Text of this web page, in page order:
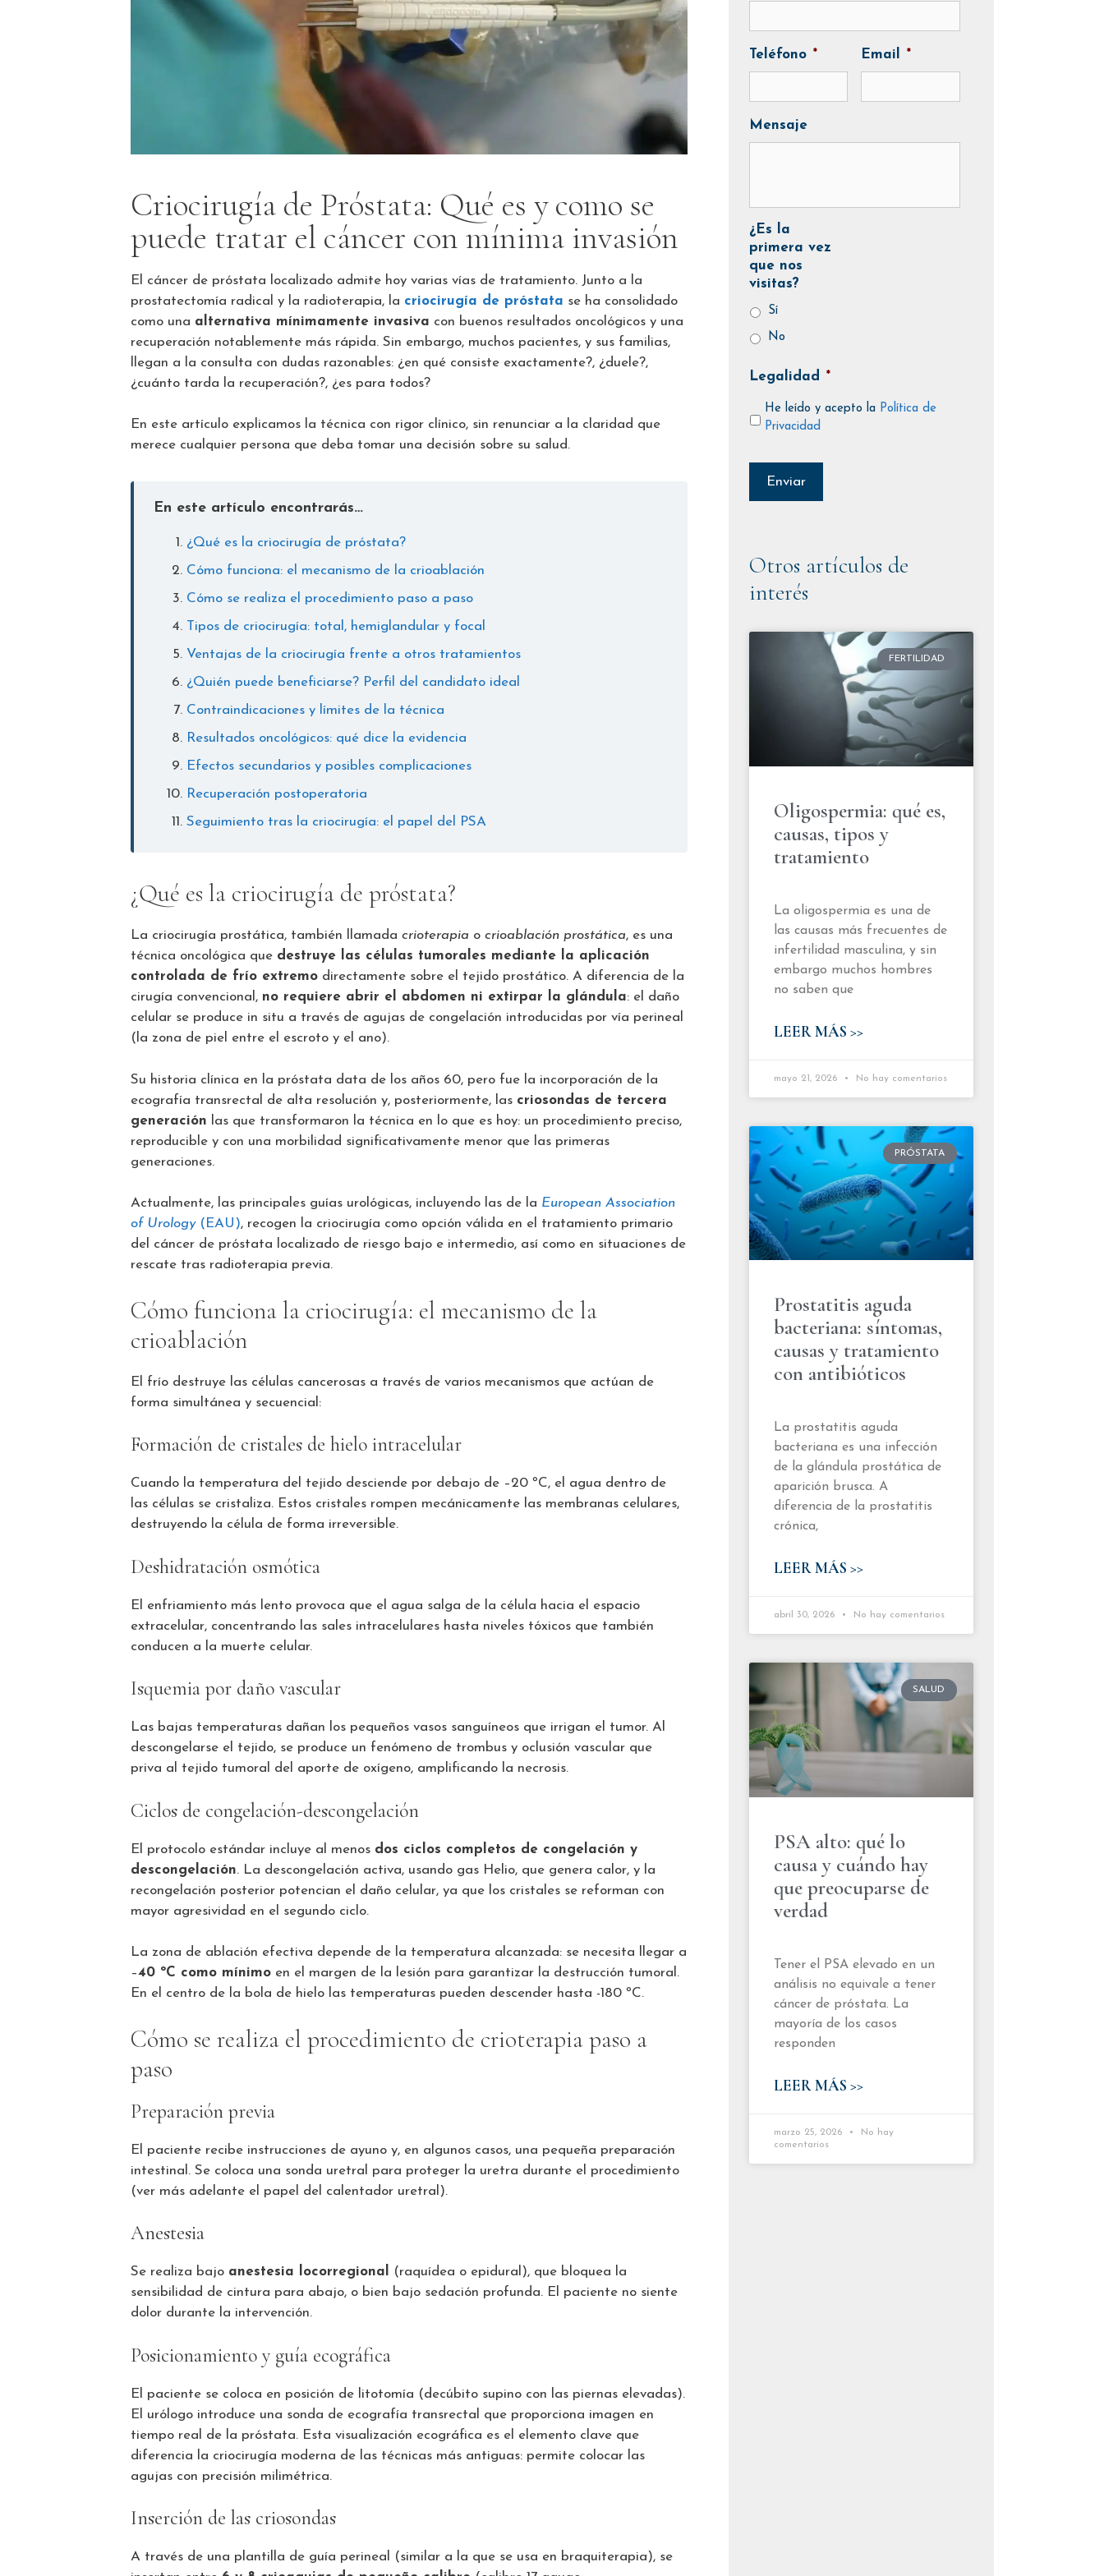
Criocirugía de Próstata: Qué es y como se
puede tratar el cáncer con mínima invasión
El cáncer de próstata localizado admite hoy varias vías de tratamiento. Junto a la
prostatectomía radical y la radioterapia, la criocirugía de próstata se ha consolidado
como una alternativa mínimamente invasiva con buenos resultados oncológicos y una
recuperación notablemente más rápida. Sin embargo, muchos pacientes, y sus familias,
llegan a la consulta con dudas razonables: ¿en qué consiste exactamente?, ¿duele?,
¿cuánto tarda la recuperación?, ¿es para todos?
En este artículo explicamos la técnica con rigor clínico, sin renunciar a la claridad que
merece cualquier persona que deba tomar una decisión sobre su salud.
En este artículo encontrarás…
¿Qué es la criocirugía de próstata?
Cómo funciona: el mecanismo de la crioablación
Cómo se realiza el procedimiento paso a paso
Tipos de criocirugía: total, hemiglandular y focal
Ventajas de la criocirugía frente a otros tratamientos
¿Quién puede beneficiarse? Perfil del candidato ideal
Contraindicaciones y límites de la técnica
Resultados oncológicos: qué dice la evidencia
Efectos secundarios y posibles complicaciones
Recuperación postoperatoria
Seguimiento tras la criocirugía: el papel del PSA
¿Qué es la criocirugía de próstata?
La criocirugía prostática, también llamadacrioterapia ocrioablación prostática, es una
técnica oncológica que destruye las células tumorales mediante la aplicación
controlada de frío extremo directamente sobre el tejido prostático. A diferencia de la
cirugía convencional, no requiere abrir el abdomen ni extirpar la glándula: el daño
celular se produce in situ a través de agujas de congelación introducidas por vía perineal
(la zona de piel entre el escroto y el ano).
Su historia clínica en la próstata data de los años 60, pero fue la incorporación de la
ecografía transrectal de alta resolución y, posteriormente, las criosondas de tercera
generación las que transformaron la técnica en lo que es hoy: un procedimiento preciso,
reproducible y con una morbilidad significativamente menor que las primeras
generaciones.
Actualmente, las principales guías urológicas, incluyendo las de la European Association
of Urology(EAU), recogen la criocirugía como opción válida en el tratamiento primario
del cáncer de próstata localizado de riesgo bajo e intermedio, así como en situaciones de
rescate tras radioterapia previa.
Cómo funciona la criocirugía: el mecanismo de la
crioablación
El frío destruye las células cancerosas a través de varios mecanismos que actúan de
forma simultánea y secuencial:
Formación de cristales de hielo intracelular
Cuando la temperatura del tejido desciende por debajo de –20 ºC, el agua dentro de
las células se cristaliza. Estos cristales rompen mecánicamente las membranas celulares,
destruyendo la célula de forma irreversible.
Deshidratación osmótica
El enfriamiento más lento provoca que el agua salga de la célula hacia el espacio
extracelular, concentrando las sales intracelulares hasta niveles tóxicos que también
conducen a la muerte celular.
Isquemia por daño vascular
Las bajas temperaturas dañan los pequeños vasos sanguíneos que irrigan el tumor. Al
descongelarse el tejido, se produce un fenómeno de trombus y oclusión vascular que
priva al tejido tumoral del aporte de oxígeno, amplificando la necrosis.
Ciclos de congelación-descongelación
El protocolo estándar incluye al menos dos ciclos completos de congelación y
descongelación. La descongelación activa, usando gas Helio, que genera calor, y la
recongelación posterior potencian el daño celular, ya que los cristales se reforman con
mayor agresividad en el segundo ciclo.
La zona de ablación efectiva depende de la temperatura alcanzada: se necesita llegar a
–40 ºC como mínimo en el margen de la lesión para garantizar la destrucción tumoral.
En el centro de la bola de hielo las temperaturas pueden descender hasta -180 ºC.
Cómo se realiza el procedimiento de crioterapia paso a
paso
Preparación previa
El paciente recibe instrucciones de ayuno y, en algunos casos, una pequeña preparación
intestinal. Se coloca una sonda uretral para proteger la uretra durante el procedimiento
(ver más adelante el papel del calentador uretral).
Anestesia
Se realiza bajo anestesia locorregional
(raquídea o epidural), que bloquea la
sensibilidad de cintura para abajo, o bien bajo sedación profunda. El paciente no siente
dolor durante la intervención.
Posicionamiento y guía ecográfica
El paciente se coloca en posición de litotomía (decúbito supino con las piernas elevadas).
El urólogo introduce una sonda de ecografía transrectal que proporciona imagen en
tiempo real de la próstata. Esta visualización ecográfica es el elemento clave que
diferencia la criocirugía moderna de las técnicas más antiguas: permite colocar las
agujas con precisión milimétrica.
Inserción de las criosondas
A través de una plantilla de guía perineal (similar a la que se usa en braquiterapia), se
Teléfono * Email *
Mensaje
¿Es la
primera vez
que nos
visitas?
Sí
No
Legalidad *
He leído y acepto la Política de
Privacidad
Otros artículos de
interés
FERTILIDAD
Oligospermia: qué es,
causas, tipos y
tratamiento
La oligospermia es una de
las causas más frecuentes de
infertilidad masculina, y sin
embargo muchos hombres
no saben que
LEER MÁS >>
mayo 21, 2026 No hay comentarios
PRÓSTATA
Prostatitis aguda
bacteriana: síntomas,
causas y tratamiento
con antibióticos
La prostatitis aguda
bacteriana es una infección
de la glándula prostática de
aparición brusca. A
diferencia de la prostatitis
crónica,
LEER MÁS >>
abril 30, 2026 No hay comentarios
SALUD
PSA alto: qué lo
causa y cuándo hay
que preocuparse de
verdad
Tener el PSA elevado en un
análisis no equivale a tener
cáncer de próstata. La
mayoría de los casos
responden
LEER MÁS >>
marzo 25, 2026
No hay
comentarios